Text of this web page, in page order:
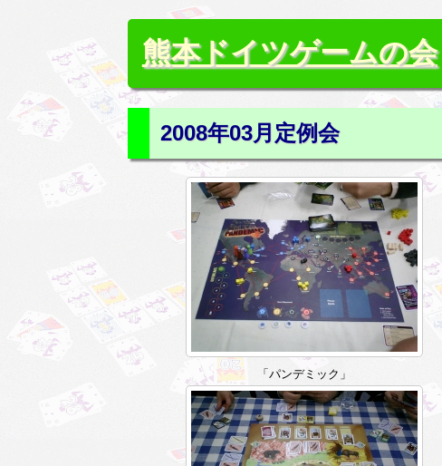
熊本ドイツゲームの会
2008年03月定例会
「パンデミック」